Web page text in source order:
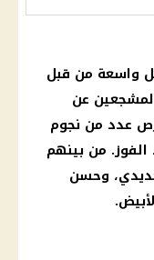
واسعة من قبل
عن
عدد من نجوم
الفوز. من بينهم
وحسن